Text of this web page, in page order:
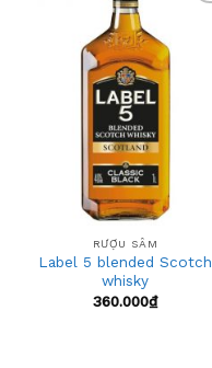
RƯỢU SÂM
Label 5 blended Scotch
whisky
360.000₫